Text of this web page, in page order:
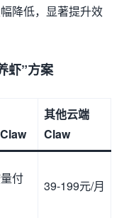
降低，显著提升效
虾”方案
其他云端
Claw
付
39-199元/月